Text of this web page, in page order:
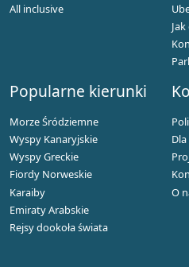
All inclusive
Popularne kierunki
Morze Śródziemne
Wyspy Kanaryjskie
Wyspy Greckie
Fiordy Norweskie
Karaiby
Emiraty Arabskie
Rejsy dookoła świata
O